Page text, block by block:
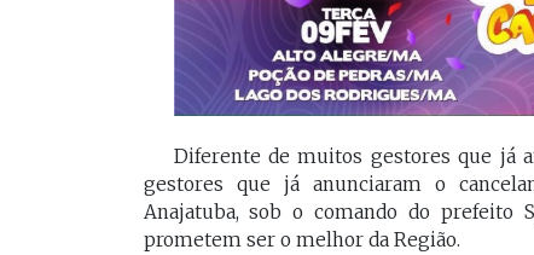
Diferente de muitos gestores que já
gestores que já anunciaram o
Anajatuba, sob o comando do prefeito
prometem ser o melhor da Região.